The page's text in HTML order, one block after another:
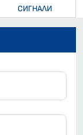
СИГНАЛИ